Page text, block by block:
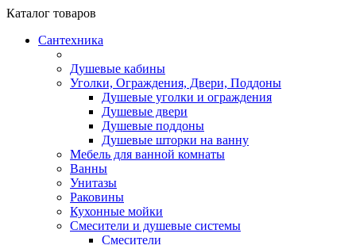
Каталог товаров
Сантехника
Душевые кабины
Уголки, Ограждения, Двери, Поддоны
Душевые уголки и ограждения
Душевые двери
Душевые поддоны
Душевые шторки на ванну
Мебель для ванной комнаты
Ванны
Унитазы
Раковины
Кухонные мойки
Смесители и душевые системы
Смесители